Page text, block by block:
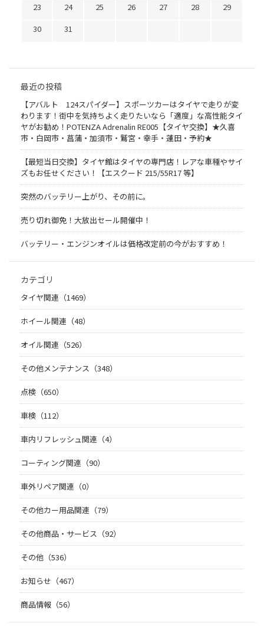
23
24 25 26 27 28
29
30
31
最近の投稿
【アバルト 124スパイダー】スポーツカーはタイヤで走りが変
わります！街中を気持ちよく走りたいなら「適度」な高性能タイ
ヤがお勧め！POTENZA Adrenalin RE005【タイヤ交換】★久喜
市・白岡市・菖蒲・加須市・鷲宮・幸手・蓮田・予約★
【最短当日交換】タイヤ館はタイヤの専門店！レアな車種やサイ
ズもお任せください！【エスクード 215/55R17 等】
突然のバッテリー上がり、その前に。
売り切れ御免！大放出セール開催中！
バッテリー・エンジンオイルは価格改定前の今がおすすめ！
カテゴリ
タイヤ関連（1469）
ホイール関連（48）
オイル関連（526）
その他メンテナンス（348）
点検（650）
車検（112）
車内リフレッシュ関連（4）
コーティング関連（90）
車外リペア関連（0）
その他カー用品関連（79）
その他商品・サービス（92）
その他（536）
お知らせ（467）
商品情報（56）